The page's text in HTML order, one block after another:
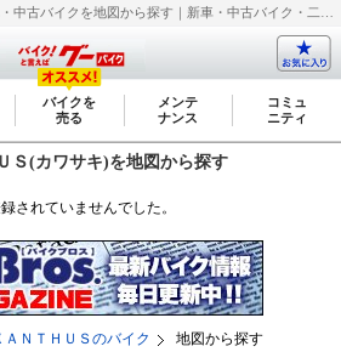
バイクを
売る
メンテ
ナンス
コミュ
ニティ
Ｓ(カワサキ)を地図から探す
されていませんでした。
ＡＮＴＨＵＳのバイク 地図から探す